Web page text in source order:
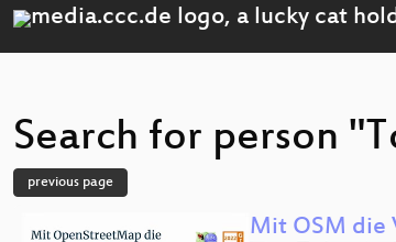
Search for person
previous page
Mit OSM die